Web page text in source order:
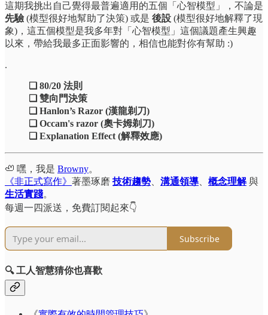
這期我挑出自己覺得最普遍適用的五個「心智模型」，不論是
先驗 (模型很好地幫助了決策) 或是 後設 (模型很好地解釋了現
象)，這五個模型是我多年對「心智模型」這個議題產生興趣
以來，帶給我最多正面影響的，相信也能對你有幫助 :)
.
❏ 80/20 法則
❏ 雙向門決策
❏ Hanlon’s Razor (漢龍剃刀)
❏ Occam's razor (奧卡姆剃刀)
❏ Explanation Effect (解釋效應)
🦥 嘿，我是 Browny。
《非正式寫作》 著墨琢磨 技術趨勢 溝通領導 概念理解 與
生活實踐。
每週一四派送，免費訂閱起來👇
Subscribe
🔍 工人智慧猜你也喜歡